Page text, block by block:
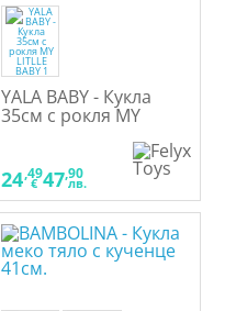
YALA BABY - Кукла
35см с рокля MY
LITLLE BABY
24,49
€ 47,90
лв.